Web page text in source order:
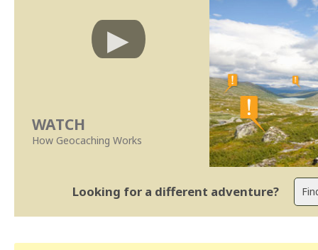
WATCH
How Geocaching Works
Looking for a different adventure?